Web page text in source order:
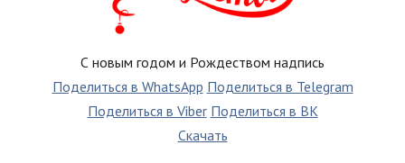
С новым годом и Рождеством надпись
Поделиться в WhatsApp Поделиться в Telegram
Поделиться в Viber Поделиться в ВК
Скачать